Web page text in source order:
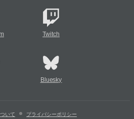
Twitch
Bluesky
いて プライバシーポリシー